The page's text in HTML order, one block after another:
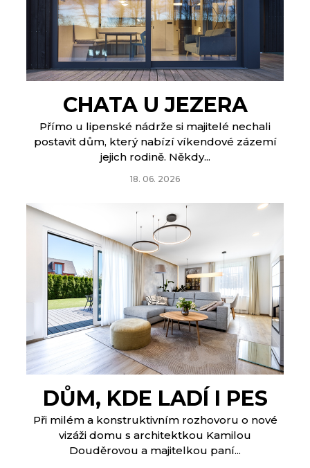
CHATA U JEZERA
Přímo u lipenské nádrže si majitelé nechali
postavit dům, který nabízí víkendové zázemí
jejich rodině. Někdy...
18. 06. 2026
DŮM, KDE LADÍ I PES
Při milém a konstruktivním rozhovoru o nové
vizáži domu s architektkou Kamilou
Douděrovou a majitelkou paní...